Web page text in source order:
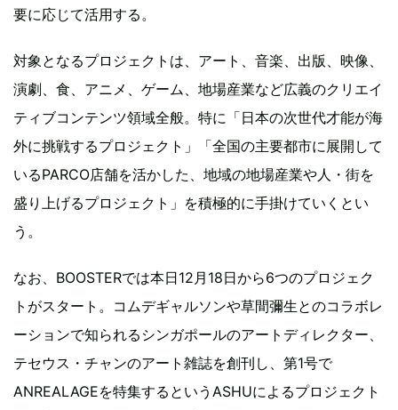
要に応じて活用する。
対象となるプロジェクトは、アート、音楽、出版、映像、
演劇、食、アニメ、ゲーム、地場産業など広義のクリエイ
ティブコンテンツ領域全般。特に「日本の次世代才能が海
外に挑戦するプロジェクト」「全国の主要都市に展開して
いるPARCO店舗を活かした、地域の地場産業や人・街を
盛り上げるプロジェクト」を積極的に手掛けていくとい
う。
なお、BOOSTERでは本日12月18日から6つのプロジェク
トがスタート。コムデギャルソンや草間彌生とのコラボレ
ーションで知られるシンガポールのアートディレクター、
テセウス・チャンのアート雑誌を創刊し、第1号で
ANREALAGEを特集するというASHUによるプロジェクト